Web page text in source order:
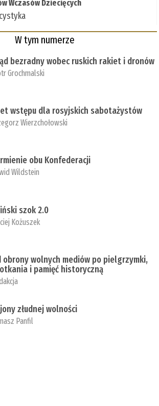
Wczasów Dziecięcych
W tym numerze
bezradny wobec ruskich rakiet i dronów
Grochmalski
wstępu dla rosyjskich sabotażystów
Wierzchołowski
obu Konfederacji
Wildstein
szok 2.0
Kożuszek
obrony wolnych mediów po pielgrzymki,
i pamięć historyczną
złudnej wolności
Panfil